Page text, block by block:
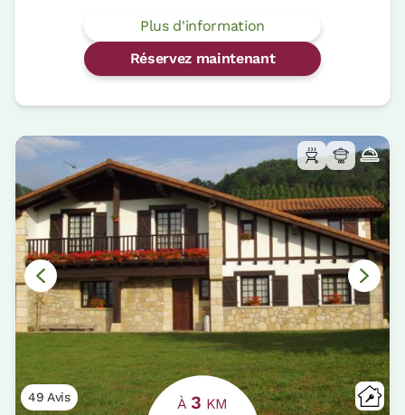
Plus d'information
Réservez maintenant
49 Avis À 3 KM